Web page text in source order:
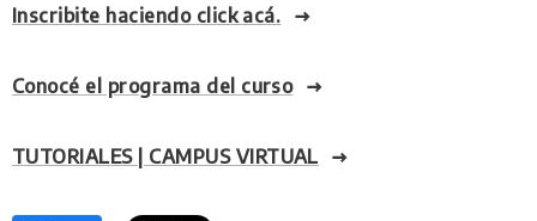
Inscribite haciendo click acá.
Conocé el programa del curso
TUTORIALES | CAMPUS VIRTUAL